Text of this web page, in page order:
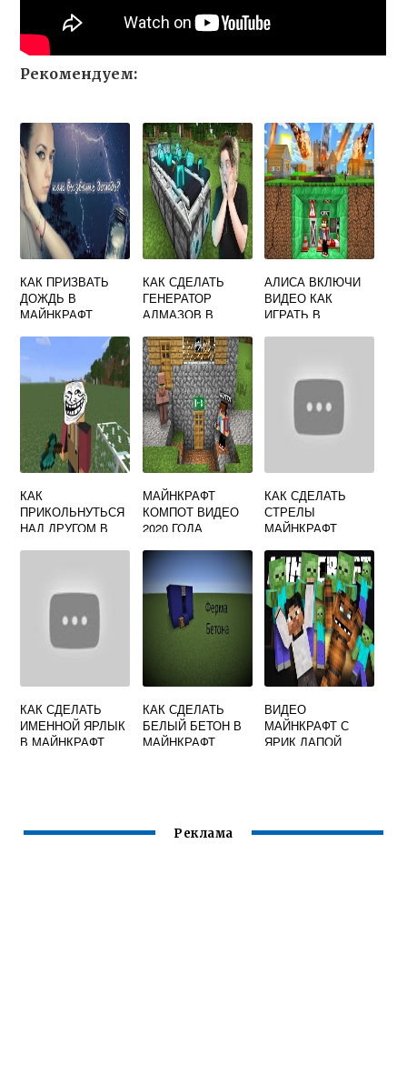
Рекомендуем:
КАК ПРИЗВАТЬ
ДОЖДЬ В
МАЙНКРАФТ
КАК СДЕЛАТЬ
ГЕНЕРАТОР
АЛМАЗОВ В
АЛИСА ВКЛЮЧИ
ВИДЕО КАК
ИГРАТЬ В
КАК
ПРИКОЛЬНУТЬСЯ
НАД ДРУГОМ В
МАЙНКРАФТ
КОМПОТ ВИДЕО
2020 ГОДА
КАК СДЕЛАТЬ
СТРЕЛЫ
МАЙНКРАФТ
КАК СДЕЛАТЬ
ИМЕННОЙ ЯРЛЫК
В МАЙНКРАФТ
КАК СДЕЛАТЬ
БЕЛЫЙ БЕТОН В
МАЙНКРАФТ
ВИДЕО
МАЙНКРАФТ С
ЯРИК ЛАПОЙ
Реклама